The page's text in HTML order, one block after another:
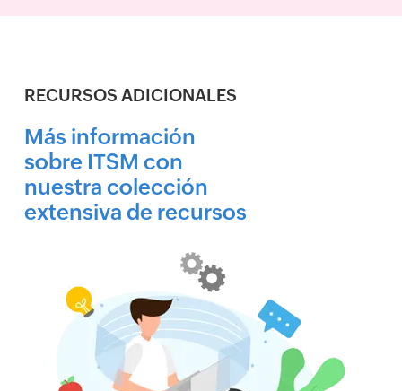
RECURSOS ADICIONALES
Más información
sobre ITSM con
nuestra colección
extensiva de recursos